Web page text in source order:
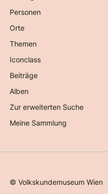
Personen
Orte
Themen
Iconclass
Beiträge
Alben
Zur erweiterten Suche
Meine Sammlung
©Volkskundemuseum Wien